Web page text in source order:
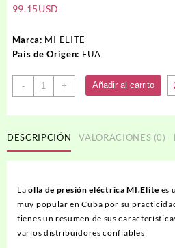
99.15USD
Marca: MI ELITE
País de Origen: EUA
-
Olla
de
cantidad
+ Añadir al carrito
DESCRIPCIÓN VALORACIONES (0)
Laolla de presión eléctrica MI.Elite es
muy popular en Cuba por su
tienes un resumen de sus
varios distribuidores confiables